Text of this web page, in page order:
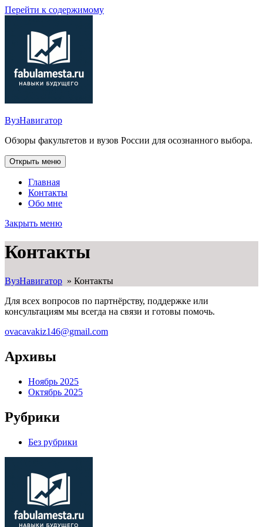
Перейти к содержимому
ВузНавигатор
Обзоры факультетов и вузов России для осознанного выбора.
Открыть меню
Главная
Контакты
Обо мне
Закрыть меню
Контакты
ВузНавигатор » Контакты
Для всех вопросов по партнёрству, поддержке или
консультациям мы всегда на связи и готовы помочь.
ovacavakiz146@gmail.com
Архивы
Ноябрь 2025
Октябрь 2025
Рубрики
Без рубрики